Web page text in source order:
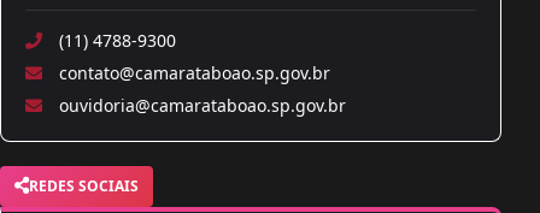
(11) 4788-9300
contato@camarataboao.sp.gov.br
ouvidoria@camarataboao.sp.gov.br
REDES SOCIAIS